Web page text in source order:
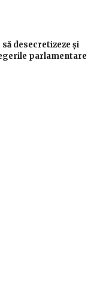
desecretizeze și
parlamentare